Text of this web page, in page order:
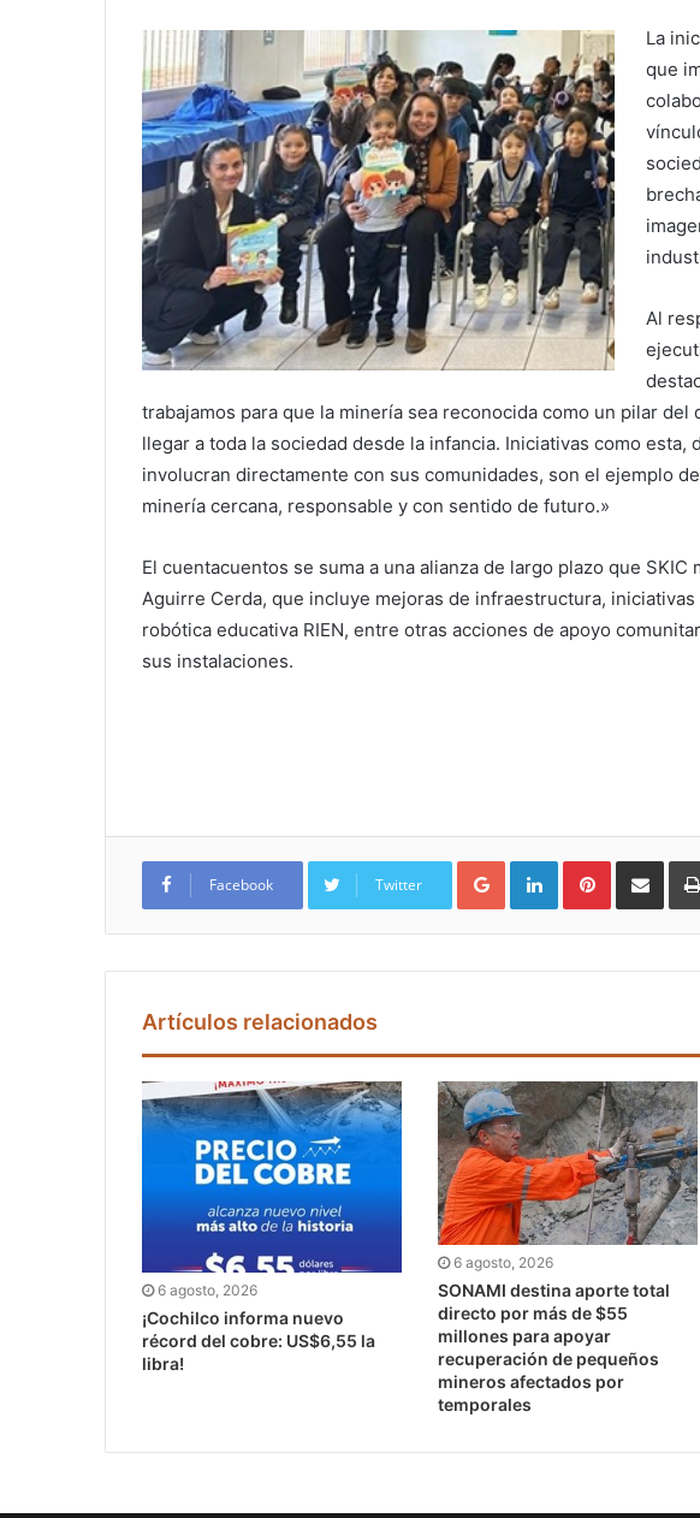
La
que
Al
trabajamos para que la minería sea reconocida como un pilar
llegar a toda la sociedad desde la infancia. Iniciativas como esta,
involucran directamente con sus comunidades, son el ejemplo
minería cercana, responsable y con sentido de futuro.»
El cuentacuentos se suma a una alianza de largo plazo que SKIC
Aguirre Cerda, que incluye mejoras de infraestructura,
robótica educativa RIEN, entre otras acciones de apoyo
sus instalaciones.
Facebook Twitter
Google+ LinkedIn Pinterest
Artículos relacionados
6 agosto, 2026
¡Cochilco informa nuevo
récord del cobre: US$6,55 la
libra!
6 agosto, 2026
SONAMI destina aporte total
directo por más de $55
millones para apoyar
recuperación de pequeños
mineros afectados por
temporales